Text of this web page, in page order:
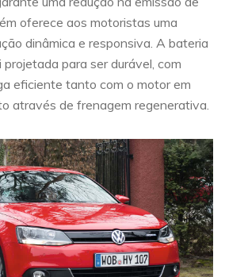
oferece aos motoristas uma
dinâmica e responsiva. A bateria
para ser durável, com
eficiente tanto com o motor em
através de frenagem regenerativa.